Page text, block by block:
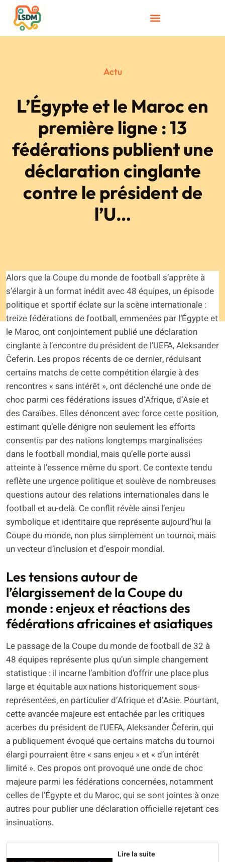
Actu
L’Égypte et le Maroc en
première ligne : 13
fédérations publient une
déclaration cinglante
contre le président de
l’U…
Alors que la Coupe du monde de football s’apprête à
s’élargir à un format inédit avec 48 équipes, un épisode
politique et sportif éclate sur la scène internationale :
treize fédérations de football, emmenées par l’Égypte et
le Maroc, ont conjointement publié une déclaration
cinglante à l’encontre du président de l’UEFA, Aleksander
Čeferin. Les propos récents de ce dernier, réduisant
certains matchs de cette compétition élargie à des
rencontres « sans intérêt », ont déclenché une onde de
choc parmi ces fédérations issues d’Afrique, d’Asie et
des Caraïbes. Elles dénoncent avec force cette position,
estimant qu’elle dénigre non seulement les efforts
consentis par des nations longtemps marginalisées
dans le football mondial, mais qu’elle porte aussi
atteinte à l’essence même du sport. Ce contexte tendu
reflète une urgence politique et soulève de nombreuses
questions autour des relations internationales dans le
football et au-delà. Ce conflit révèle ainsi l’enjeu
symbolique et identitaire que représente aujourd’hui la
Coupe du monde, non plus simplement un tournoi, mais
un vecteur d’inclusion et d’espoir mondial.
Les tensions autour de
l’élargissement de la Coupe du
monde : enjeux et réactions des
fédérations africaines et asiatiques
Le passage de la Coupe du monde de football de 32 à
48 équipes représente plus qu’un simple changement
statistique : il incarne l’ambition d’offrir une place plus
large et équitable aux nations historiquement sous-
représentées, en particulier d’Afrique et d’Asie. Pourtant,
cette avancée majeure est entachée par les critiques
acerbes du président de l’UEFA, Aleksander Čeferin, qui
a publiquement évoqué que certains matchs du tournoi
élargi pourraient être « sans enjeu » et « d’un intérêt
limité ». Ces propos ont provoqué une onde de choc
majeure parmi les fédérations concernées, notamment
celles de l’Égypte et du Maroc, qui se sont jointes à onze
autres pour publier une déclaration officielle rejetant ces
insinuations.
Lire la suite